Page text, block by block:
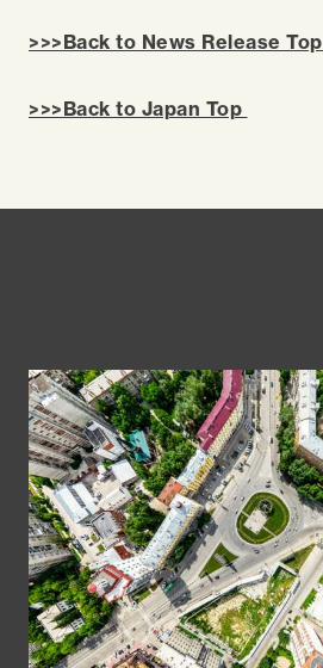
>>>Back to News Release Top
>>>Back to Japan Top